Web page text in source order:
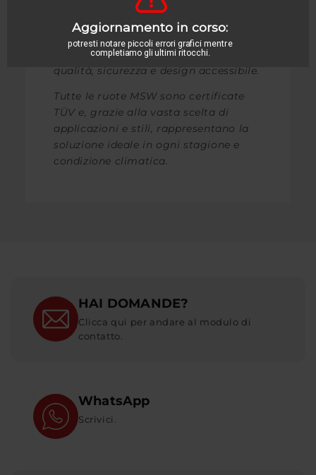
è il primo marchio lanciato da OZ
negli anni ’80, da allora sinonimo di
qualità, sicurezza e design accessibile.
Tutte le ruote MSW sono certificate
TÜV e, grazie alla vasta scelta di
applicazioni e stili, rappresentano la
soluzione ideale in ogni stagione e
condizione climatica.
HAI DOMANDE?
Clicca qui per andare al modulo di
contatto.
WhatsApp
Scrivici.